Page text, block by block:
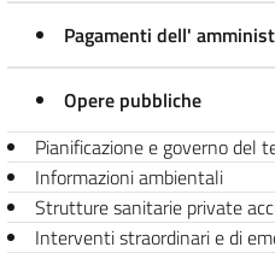
Pagamenti dell'
Opere pubbliche
Pianificazione e governo del
Informazioni ambientali
Strutture sanitarie private
Interventi straordinari e di